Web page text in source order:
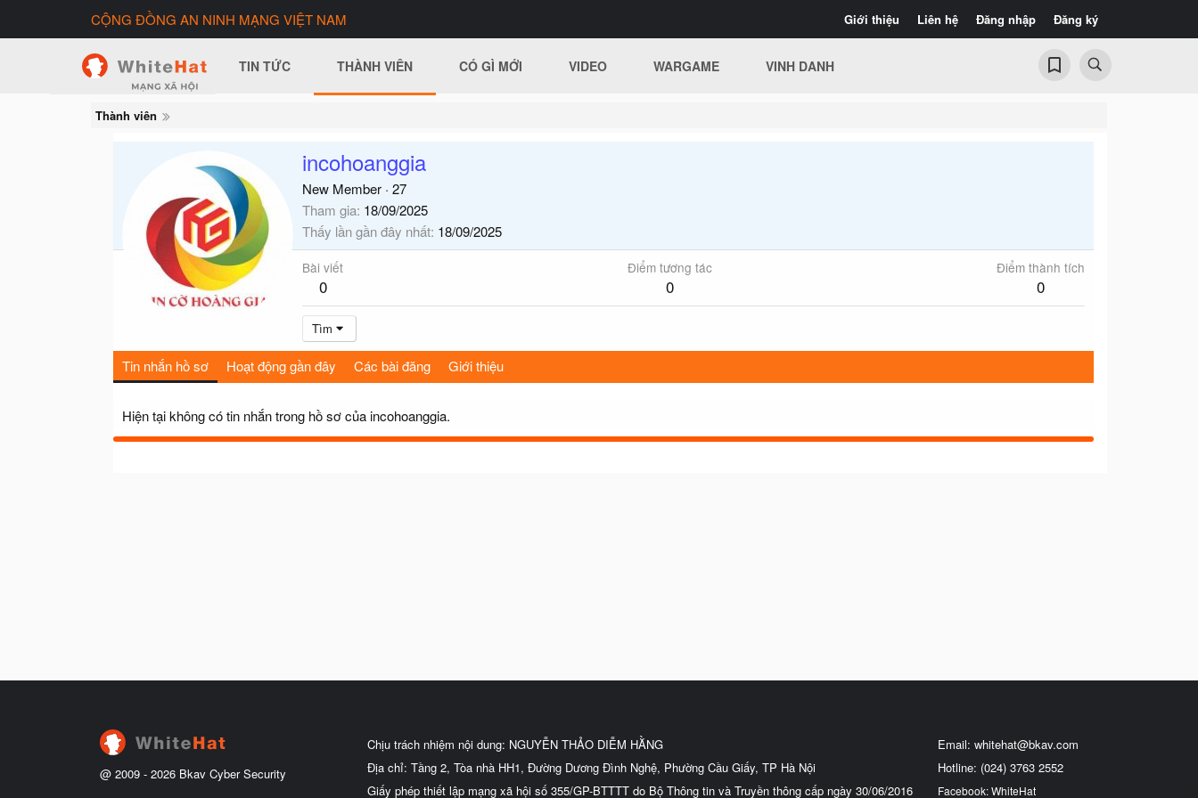
Giới thiệu Liên hệ Đăng nhập Đăng ký
CỘNG ĐỒNG AN NINH MẠNG VIỆT NAM
TIN TỨC THÀNH VIÊN CÓ GÌ MỚI VIDEO WARGAME VINH DANH
Thành viên
incohoanggia
New Member · 27
Tham gia 18/09/2025
Thấy lần gần đây nhất 18/09/2025
Bài viết
0
Điểm tương tác
0
Điểm thành tích
0
Tìm
Tin nhắn hồ sơ Hoạt động gần đây Các bài đăng Giới thiệu
Hiện tại không có tin nhắn trong hồ sơ của incohoanggia.
@ 2009 - 2026 Bkav Cyber Security
Chịu trách nhiệm nội dung: NGUYỄN THẢO DIỄM HẰNG
Địa chỉ: Tầng 2, Tòa nhà HH1, Đường Dương Đình Nghệ, Phường Cầu Giấy, TP Hà Nội
Giấy phép thiết lập mạng xã hội số 355/GP-BTTTT do Bộ Thông tin và Truyền thông cấp ngày 30/06/2016
Email: whitehat@bkav.com
Hotline: (024) 3763 2552
Facebook: WhiteHat